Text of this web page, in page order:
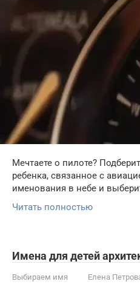
Мечтаете о пилоте?
ребенка, связанное с
именования в небе и
Читать полностью
Имена для детей
Выбираем имя Елена